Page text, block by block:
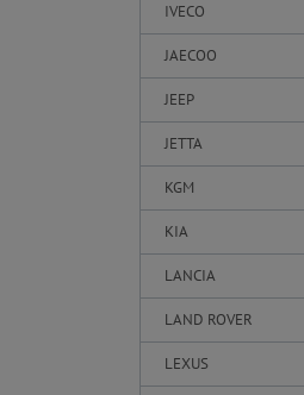
IVECO
JAECOO
JEEP
JETTA
KGM
KIA
LANCIA
LAND ROVER
LEXUS